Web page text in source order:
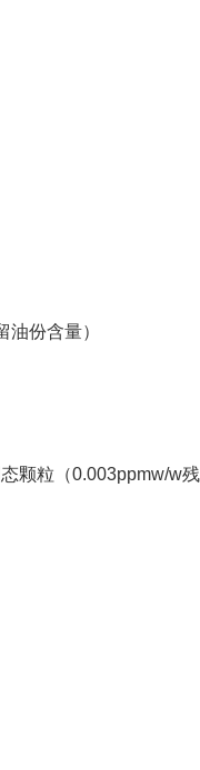
份含量）
颗粒（0.003ppmw/w